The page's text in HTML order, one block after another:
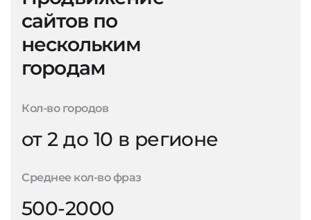
сайтов по
нескольким
городам
Кол-во городов
от 2 до 10 в регионе
Среднее кол-во фраз
500-2000